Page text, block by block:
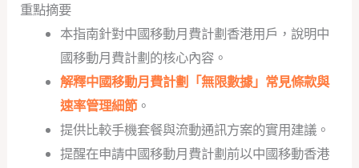
重點摘要
本指南針對中國移動月費計劃香港用戶，說明中
國移動月費計劃的核心內容。
解釋中國移動月費計劃「無限數據」常見條款與
速率管理細節。
提供比較手機套餐與流動通訊方案的實用建議。
提醒在申請中國移動月費計劃前以中國移動香港